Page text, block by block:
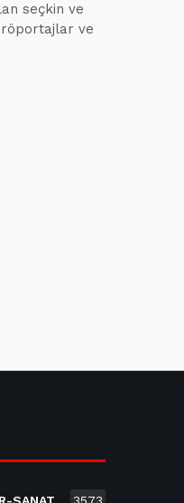
seçkin ve
röportajlar ve
SANAT 3573